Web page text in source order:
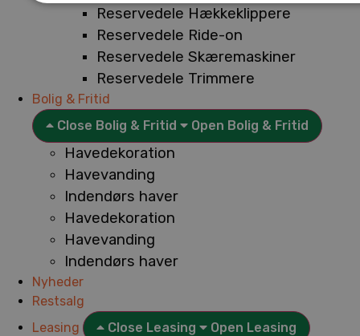
Reservedele Hækkeklippere
Reservedele Ride-on
Reservedele Skæremaskiner
Reservedele Trimmere
Bolig & Fritid
Close Bolig & Fritid
Open Bolig & Fritid
Havedekoration
Havevanding
Indendørs haver
Havedekoration
Havevanding
Indendørs haver
Nyheder
Restsalg
Leasing
Close Leasing Open Leasing